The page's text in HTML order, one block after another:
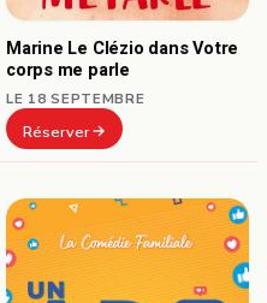
Marine Le Clézio dans Votre
corps me parle
LE 18 SEPTEMBRE
Réserver